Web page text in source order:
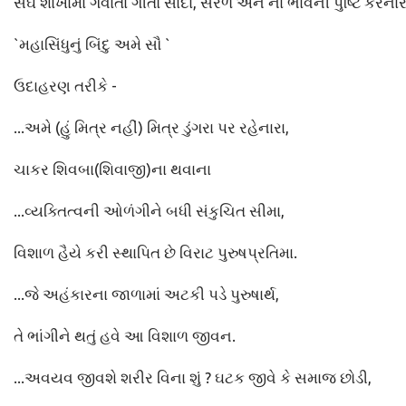
`મહાસિંધુનું બિંદુ અમે સૌ `
ઉદાહરણ તરીકે -
...અમે (હું મિત્ર નહીં) મિત્ર ડુંગરા પર રહેનારા,
ચાકર શિવબા(શિવાજી)ના થવાના
...વ્યક્તિત્વની ઓળંગીને બધી સંકુચિત સીમા,
વિશાળ હૈયે કરી સ્થાપિત છે વિરાટ પુરુષપ્રતિમા.
...જે અહંકારના જાળામાં અટકી પડે પુરુષાર્થ,
તે ભાંગીને થતું હવે આ વિશાળ જીવન.
...અવયવ જીવશે શરીર વિના શું ? ઘટક જીવે કે સમાજ છોડી,